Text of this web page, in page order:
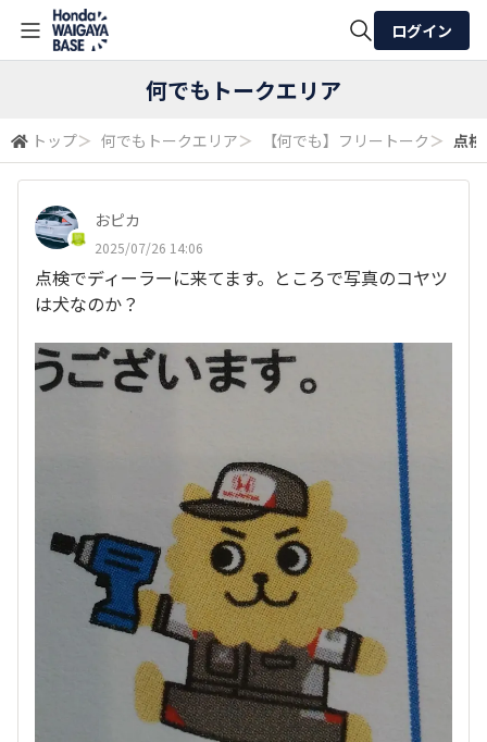
検索
ログイン
何でもトークエリア
トップ＞ 何でもトークエリア＞ 【何でも】フリートーク ＞ 点
おピカ
2025/07/26 14:06
点検でディーラーに来てます。ところで写真のコヤツ
は犬なのか？